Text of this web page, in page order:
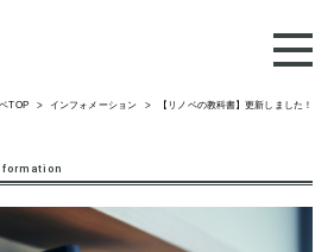
TOP インフォメーション 【リノベの教科書】更新しました！